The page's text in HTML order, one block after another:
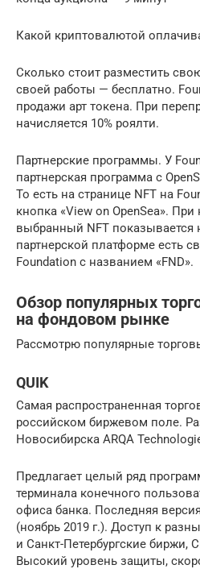
Какой криптовалютой
Сколько стоит разместить
своей работы — бесплатно.
продажи арт токена. При
начисляется 10% роялти.
Партнерские программы. У
партнерская программа с
То есть на странице NFT на
кнопка «View on OpenSea».
выбранный NFT показывается
партнерской платформе есть
Foundation с названием «FND».
Обзор популярных
на фондовом рынке
Рассмотрю популярные
QUIK
Самая распространенная
российском биржевом поле.
Новосибирска ARQA
Предлагает целый ряд
терминала конечного
офиса банка. Последняя
(ноябрь 2019 г.). Доступ к
и Санкт-Петербургские биржи,
Высокий уровень защиты,